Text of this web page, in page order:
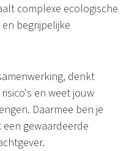
complexe ecologische
begrijpelijke
denkt
en weet jouw
Daarmee ben je
gewaardeerde